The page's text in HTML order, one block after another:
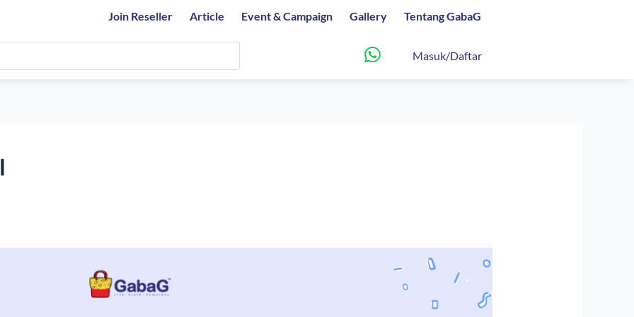
Join Reseller Article Event & Campaign Gallery Tentang GabaG
Masuk/Daftar